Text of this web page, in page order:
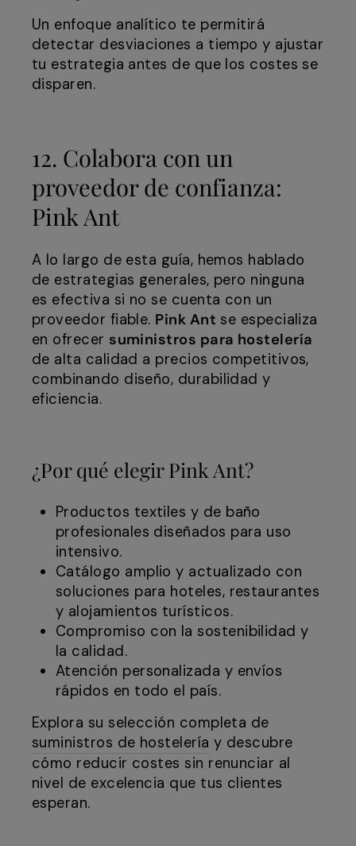
Un enfoque analítico te permitirá
detectar desviaciones a tiempo y ajustar
tu estrategia antes de que los costes se
disparen.
12. Colabora con un
proveedor de confianza:
Pink Ant
A lo largo de esta guía, hemos hablado
de estrategias generales, pero ninguna
es efectiva si no se cuenta con un
proveedor fiable. Pink Ant se especializa
en ofrecer suministros para hostelería
de alta calidad a precios competitivos,
combinando diseño, durabilidad y
eficiencia.
¿Por qué elegir Pink Ant?
Productos textiles y de baño
profesionales diseñados para uso
intensivo.
Catálogo amplio y actualizado con
soluciones para hoteles, restaurantes
y alojamientos turísticos.
Compromiso con la sostenibilidad y
la calidad.
Atención personalizada y envíos
rápidos en todo el país.
Explora su selección completa de
suministros de hostelería y descubre
cómo reducir costes sin renunciar al
nivel de excelencia que tus clientes
esperan.